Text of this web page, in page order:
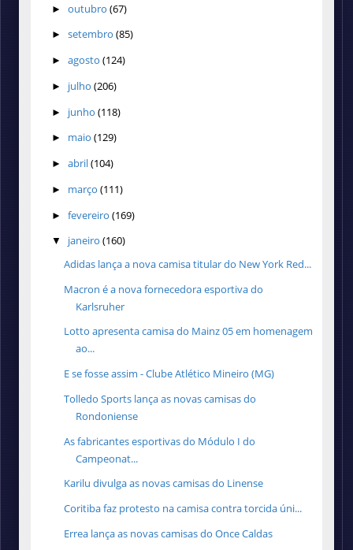
► outubro (67)
► setembro (85)
► agosto (124)
► julho (206)
► junho (118)
► maio (129)
► abril(104)
► março (111)
► fevereiro (169)
▼ janeiro (160)
Adidas lança a nova camisa titular do New York Red...
Macron é a nova fornecedora esportiva do
Karlsruher
Lotto apresenta camisa do Mainz 05 em homenagem
ao...
E se fosse assim - Clube Atlético Mineiro (MG)
Tolledo Sports lança as novas camisas do
Rondoniense
As fabricantes esportivas do Módulo I do
Campeonat...
Karilu divulga as novas camisas do Linense
Coritiba faz protesto na camisa contra torcida úni...
Errea lança as novas camisas do Once Caldas